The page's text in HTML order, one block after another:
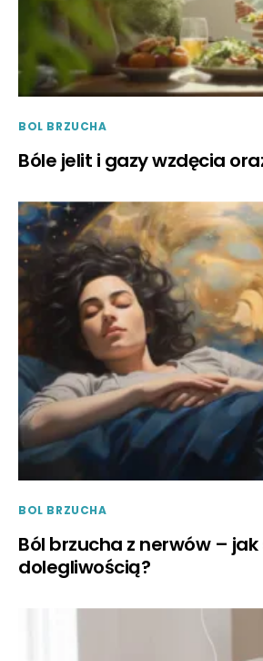
BOL BRZUCHA
Bóle jelit i gazy wzdęcia
BOL BRZUCHA
Ból brzucha z nerwów –
dolegliwością?